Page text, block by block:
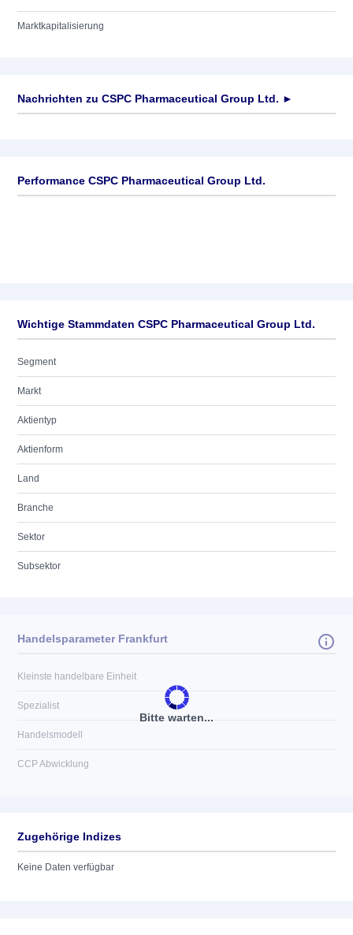
Marktkapitalisierung
Nachrichten zu CSPC Pharmaceutical Group Ltd. ►
Performance CSPC Pharmaceutical Group Ltd.
Wichtige Stammdaten CSPC Pharmaceutical Group Ltd.
Segment
Markt
Aktientyp
Aktienform
Land
Branche
Sektor
Subsektor
Bitte warten...
Handelsparameter Frankfurt
Kleinste handelbare Einheit
Spezialist
Handelsmodell
CCP Abwicklung
Zugehörige Indizes
Keine Daten verfügbar